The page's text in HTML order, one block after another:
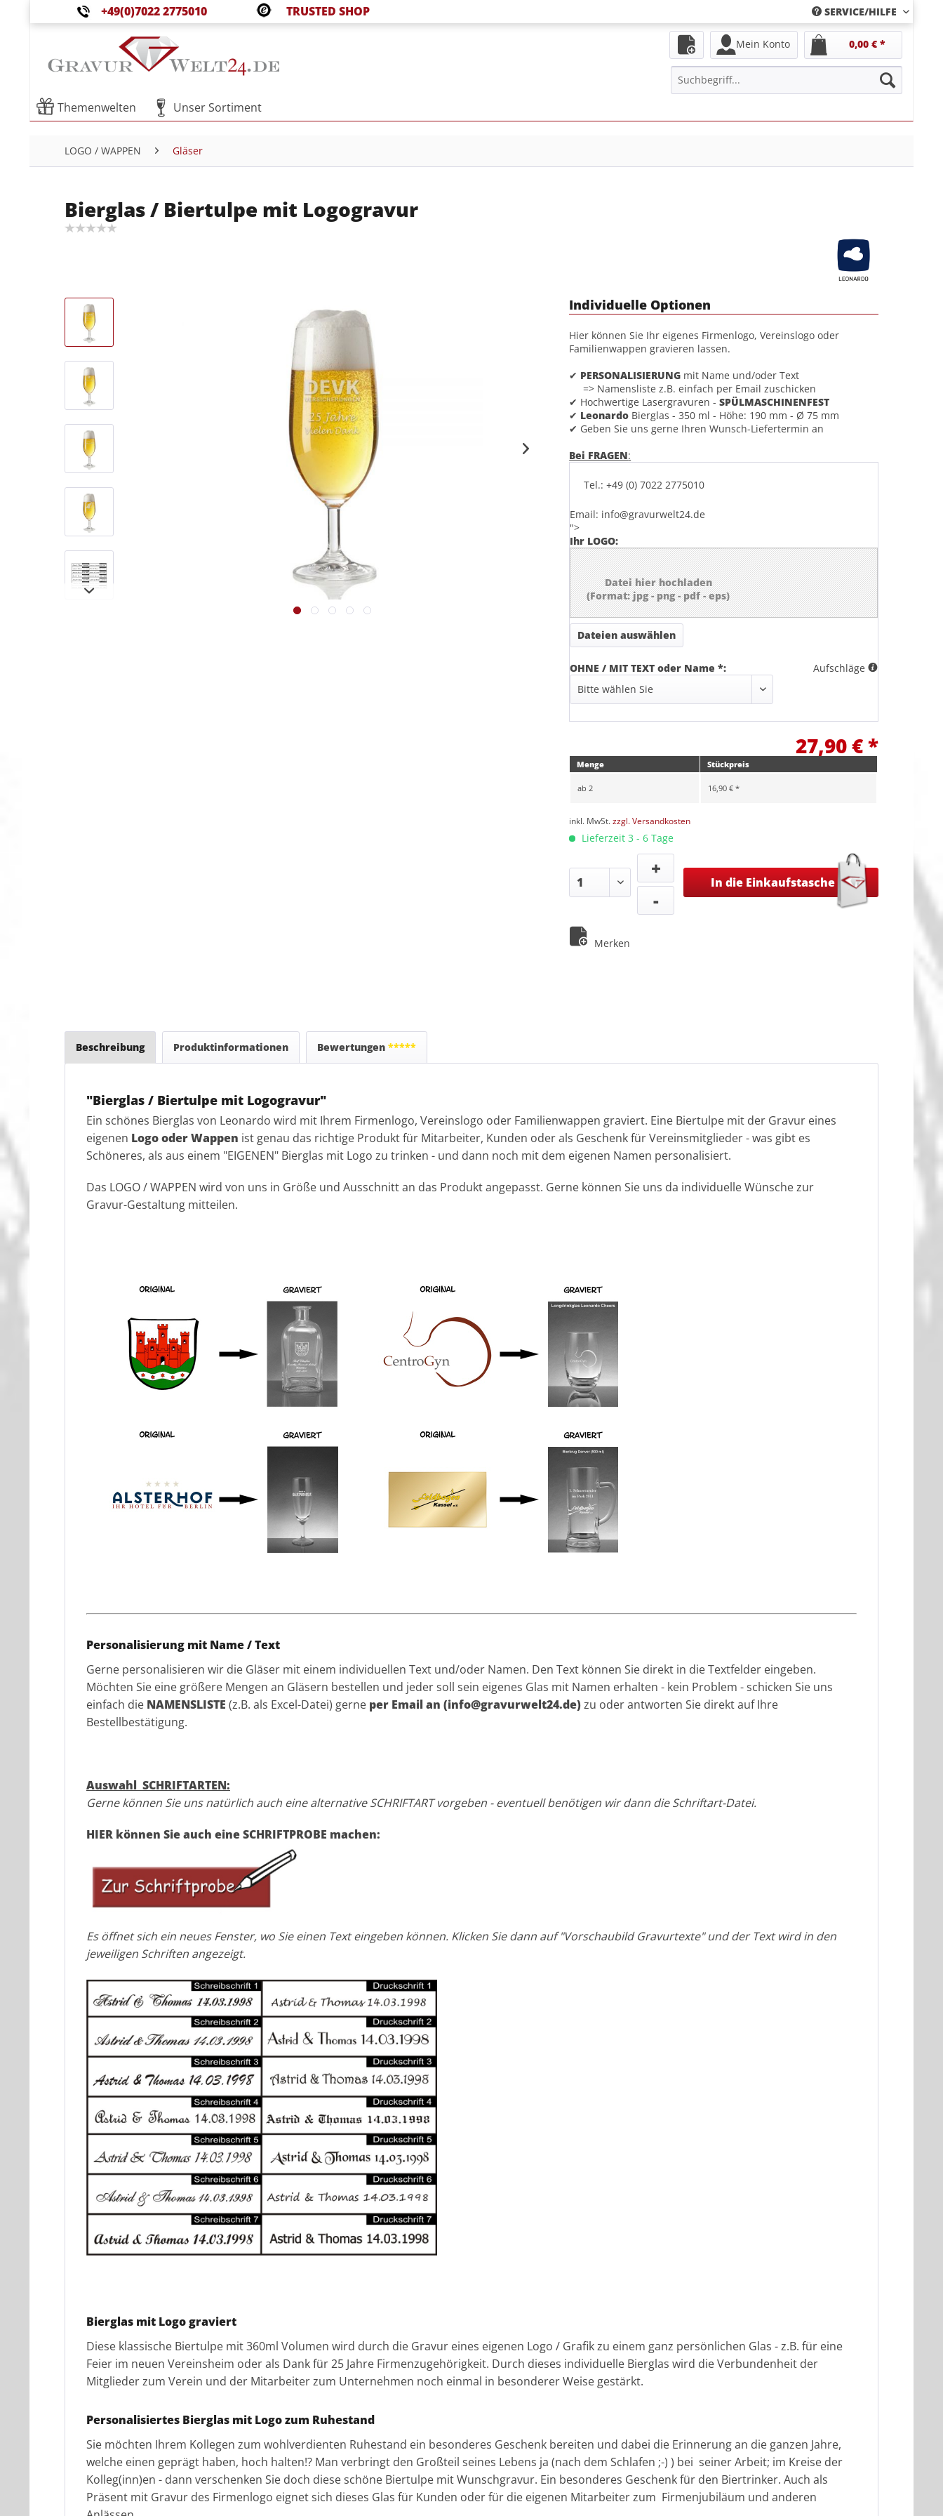
+49(0)7022 2775010 TRUSTED SHOP SERVICE/HILFE
Mein Konto 0,00 € *
Themenwelten Unser Sortiment
LOGO / WAPPEN Gläser
Bierglas / Biertulpe mit Logogravur
Individuelle Optionen
Hier können Sie Ihr eigenes Firmenlogo, Vereinslogo oder
Familienwappen gravieren lassen.
✔ PERSONALISIERUNG mit Name und/oder Text
=> Namensliste z.B. einfach per Email zuschicken
✔ Hochwertige Lasergravuren -SPÜLMASCHINENFEST
✔ Leonardo Bierglas - 350 ml - Höhe: 190 mm - Ø 75 mm
✔ Geben Sie uns gerne Ihren Wunsch-Liefertermin an
Bei FRAGEN:
Tel.: +49 (0) 7022 2775010
Email: info@gravurwelt24.de
">
Ihr LOGO:
Datei hier hochladen
(Format: jpg - png - pdf - eps)
Dateien auswählen
OHNE / MIT TEXT oder Name *: Aufschläge
27,90 € *
Menge Stückpreis
ab2 16,90 € *
inkl. MwSt.zzgl. Versandkosten
Lieferzeit 3 - 6 Tage
+
-
In die Einkaufstasche
Merken
Beschreibung Produktinformationen Bewertungen *****
"Bierglas / Biertulpe mit Logogravur"
Ein schönes Bierglas von Leonardo wird mit Ihrem Firmenlogo, Vereinslogo oder Familienwappen graviert. Eine Biertulpe mit der Gravur eines
eigenen Logo oder Wappen ist genau das richtige Produkt für Mitarbeiter, Kunden oder als Geschenk für Vereinsmitglieder - was gibt es
Schöneres, als aus einem "EIGENEN" Bierglas mit Logo zu trinken - und dann noch mit dem eigenen Namen personalisiert.
Das LOGO / WAPPEN wird von uns in Größe und Ausschnitt an das Produkt angepasst. Gerne können Sie uns da individuelle Wünsche zur
Gravur-Gestaltung mitteilen.
Personalisierung mit Name / Text
Gerne personalisieren wir die Gläser mit einem individuellen Text und/oder Namen. Den Text können Sie direkt in die Textfelder eingeben.
Möchten Sie eine größere Mengen an Gläsern bestellen und jeder soll sein eigenes Glas mit Namen erhalten - kein Problem - schicken Sie uns
einfach die NAMENSLISTE (z.B. als Excel-Datei) gerne per Email an (info@gravurwelt24.de)zu oder antworten Sie direkt auf Ihre
Bestellbestätigung.
Auswahl SCHRIFTARTEN:
Gerne können Sie uns natürlich auch eine alternative SCHRIFTART vorgeben - eventuell benötigen wir dann die Schriftart-Datei.
HIER können Sie auch eine SCHRIFTPROBE machen:
Es öffnet sich ein neues Fenster, wo Sie einen Text eingeben können. Klicken Sie dann auf "Vorschaubild Gravurtexte" und der Text wird in den
jeweiligen Schriften angezeigt.
Bierglas mit Logo graviert
Diese klassische Biertulpe mit 360ml Volumen wird durch die Gravur eines eigenen Logo / Grafik zu einem ganz persönlichen Glas - z.B. für eine
Feier im neuen Vereinsheim oder als Dank für 25 Jahre Firmenzugehörigkeit. Durch dieses individuelle Bierglas wird die Verbundenheit der
Mitglieder zum Verein und der Mitarbeiter zum Unternehmen noch einmal in besonderer Weise gestärkt.
Personalisiertes Bierglas mit Logo zum Ruhestand
Sie möchten Ihrem Kollegen zum wohlverdienten Ruhestand ein besonderes Geschenk bereiten und dabei die Erinnerung an die ganzen Jahre,
welche einen geprägt haben, hoch halten!? Man verbringt den Großteil seines Lebens ja (nach dem Schlafen ;-) ) bei seiner Arbeit; im Kreise der
Kolleg(inn)en - dann verschenken Sie doch diese schöne Biertulpe mit Wunschgravur. Ein besonderes Geschenk für den Biertrinker. Auch als
Präsent mit Gravur des Firmenlogo eignet sich dieses Glas für Kunden oder für die eigenen Mitarbeiter zum Firmenjubiläum und anderen